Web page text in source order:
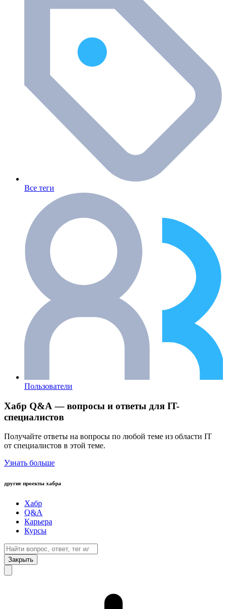
Все теги
Пользователи
Хабр Q&A — вопросы и ответы для IT-
специалистов
Получайте ответы на вопросы по любой теме из области IT
от специалистов в этой теме.
Узнать больше
другие проекты хабра
Хабр
Q&A
Карьера
Курсы
Закрыть